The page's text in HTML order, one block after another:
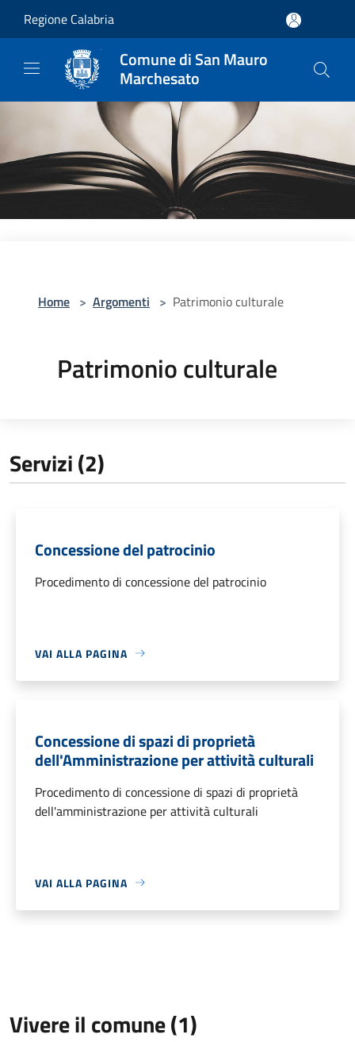
Regione Calabria
Comune di San Mauro
Marchesato
Home > Argomenti > Patrimonio culturale
Patrimonio culturale
Servizi (2)
Concessione del patrocinio
Procedimento di concessione del patrocinio
VAI ALLA PAGINA
Concessione di spazi di proprietà
dell'Amministrazione per attività culturali
Procedimento di concessione di spazi di proprietà
dell'amministrazione per attività culturali
VAI ALLA PAGINA
Vivere il comune (1)